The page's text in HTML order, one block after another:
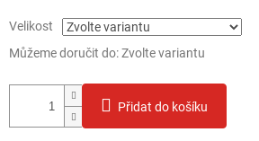
Velikost
Můžeme doručit do:Zvolte variantu
Přidat do košíku